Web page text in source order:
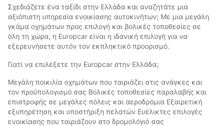
Σχεδιάζετε ένα ταξίδι στην Ελλάδα και αναζητάτε μια
αξιόπιστη υπηρεσία ενοικίασης αυτοκινήτων; Με μια μεγάλη
γκάμα οχημάτων προς επιλογή και βολικές τοποθεσίες σε
όλη τη χώρα, η Europcar είναι η ιδανική επιλογή για να
εξερευνήσετε αυτόν τον εκπληκτικό προορισμό.
Γιατί να επιλέξετε την Europcar στην Ελλάδα;
Μεγάλη ποικιλία οχημάτων που ταιριάζει στις ανάγκες και
τον προϋπολογισμό σας Βολικές τοποθεσίες παραλαβής και
επιστροφής σε μεγάλες πόλεις και αεροδρόμια Εξαιρετική
εξυπηρέτηση και υποστήριξη πελατών Ευέλικτες επιλογές
ενοικίασης που ταιριάζουν στο δρομολόγιό σας